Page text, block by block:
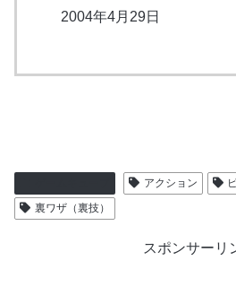
2004年4月29日
アクション
裏ワザ（裏技）
スポンサーリ